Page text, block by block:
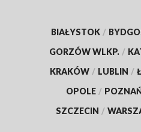
BIAŁYSTOK /
GORZÓW WLKP. /
KRAKÓW / LUBLIN /
OPOLE /
SZCZECIN /